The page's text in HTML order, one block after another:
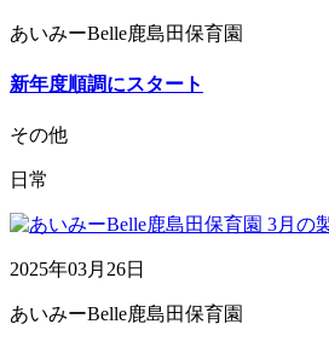
あいみーBelle鹿島田保育園
新年度順調にスタート
その他
日常
2025年03月26日
あいみーBelle鹿島田保育園